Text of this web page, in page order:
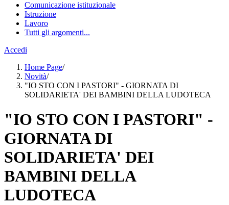
Comunicazione istituzionale
Istruzione
Lavoro
Tutti gli argomenti...
Accedi
Home Page/
Novità/
"IO STO CON I PASTORI" - GIORNATA DI
SOLIDARIETA' DEI BAMBINI DELLA LUDOTECA
"IO STO CON I PASTORI" -
GIORNATA DI
SOLIDARIETA' DEI
BAMBINI DELLA
LUDOTECA